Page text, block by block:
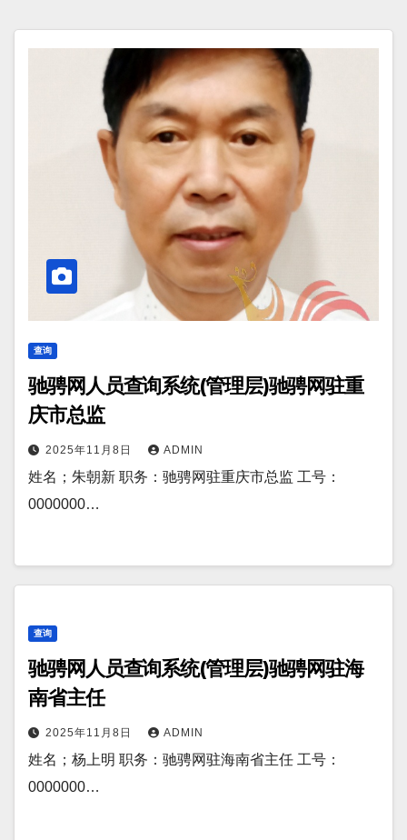
查询
驰骋网人员查询系统(管理层)驰骋网驻重
庆市总监
2025年11月8日 ADMIN
姓名；朱朝新 职务：驰骋网驻重庆市总监 工号：
0000000…
查询
驰骋网人员查询系统(管理层)驰骋网驻海
南省主任
2025年11月8日 ADMIN
姓名；杨上明 职务：驰骋网驻海南省主任 工号：
0000000…